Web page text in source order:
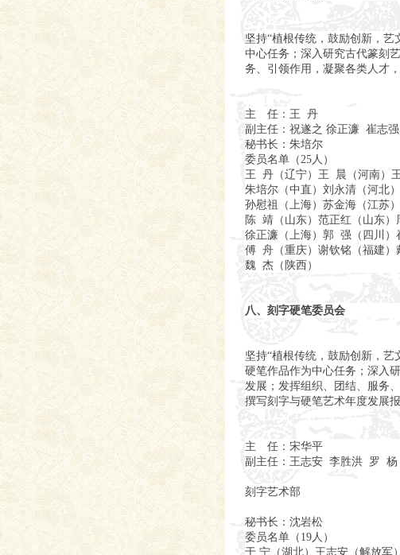
坚持“植根传统，鼓励创新，
中心任务；深入研究古代篆刻
务、引领作用，凝聚各类人才
主 任：王 丹
副主任：祝遂之 徐正濂 崔志强
秘书长：朱培尔
委员名单（25人）
王 丹（辽宁）王 晨（河南）
朱培尔（中直）刘永清（河北
孙慰祖（上海）苏金海（江苏
陈 靖（山东）范正红（山东）
徐正濂（上海）郭 强（四川）
傅 舟（重庆）谢钦铭（福建）
魏 杰（陕西）
八、刻字硬笔委员会
坚持“植根传统，鼓励创新，
硬笔作品作为中心任务；深入
发展；发挥组织、团结、服务
撰写刻字与硬笔艺术年度发展报
主 任：宋华平
副主任：王志安 李胜洪 罗
刻字艺术部
秘书长：沈岩松
委员名单（19人）
于 宁（湖北）王志安（解放军